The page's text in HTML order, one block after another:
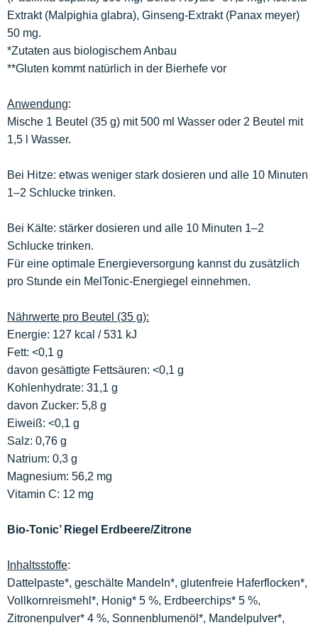
Extrakt (Malpighia glabra), Ginseng-Extrakt (Panax meyer)
50 mg.
*Zutaten aus biologischem Anbau
**Gluten kommt natürlich in der Bierhefe vor
Anwendung:
Mische 1 Beutel (35 g) mit 500 ml Wasser oder 2 Beutel mit
1,5 l Wasser.
Bei Hitze: etwas weniger stark dosieren und alle 10 Minuten
1–2 Schlucke trinken.
Bei Kälte: stärker dosieren und alle 10 Minuten 1–2
Schlucke trinken.
Für eine optimale Energieversorgung kannst du zusätzlich
pro Stunde ein MelTonic-Energiegel einnehmen.
Nährwerte pro Beutel (35 g):
Energie: 127 kcal / 531 kJ
Fett: <0,1 g
davon gesättigte Fettsäuren: <0,1 g
Kohlenhydrate: 31,1 g
davon Zucker: 5,8 g
Eiweiß: <0,1 g
Salz: 0,76 g
Natrium: 0,3 g
Magnesium: 56,2 mg
Vitamin C: 12 mg
Bio-Tonic’ Riegel Erdbeere/Zitrone
Inhaltsstoffe:
Dattelpaste*, geschälte Mandeln*, glutenfreie Haferflocken*,
Vollkornreismehl*, Honig* 5 %, Erdbeerchips* 5 %,
Zitronenpulver* 4 %, Sonnenblumenöl*, Mandelpulver*,